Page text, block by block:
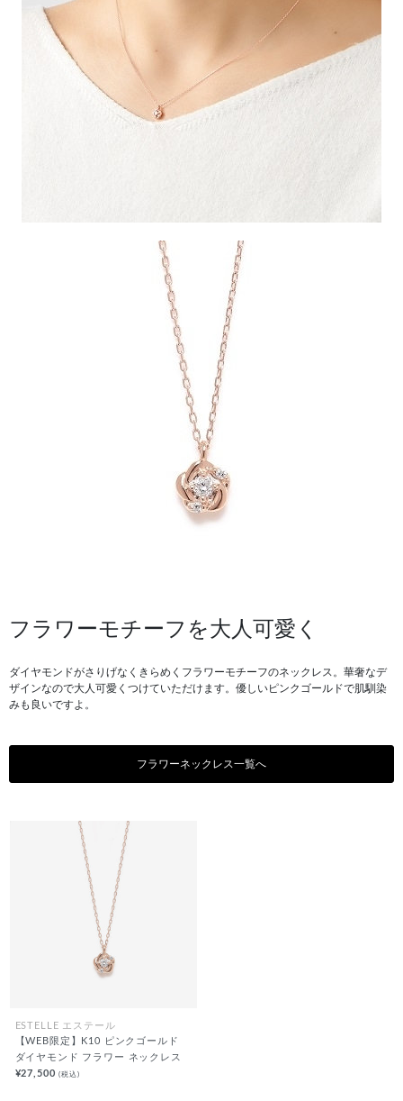
フラワーモチーフを大人可愛く
ダイヤモンドがさりげなくきらめくフラワーモチーフのネックレス。華奢なデ
ザインなので大人可愛くつけていただけます。優しいピンクゴールドで肌馴染
みも良いですよ。
フラワーネックレス一覧へ
ESTELLE エステール
【WEB限定】K10 ピンクゴールド
ダイヤモンド フラワー ネックレス
¥27,500(税込)